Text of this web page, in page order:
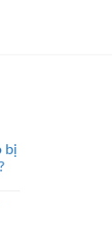
bị